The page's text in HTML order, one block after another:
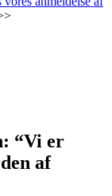
“Vi er
af